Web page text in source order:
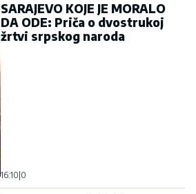
SARAJEVO KOJE JE MORALO
DA ODE: Priča o dvostrukoj
žrtvi srpskog naroda
16:10 0